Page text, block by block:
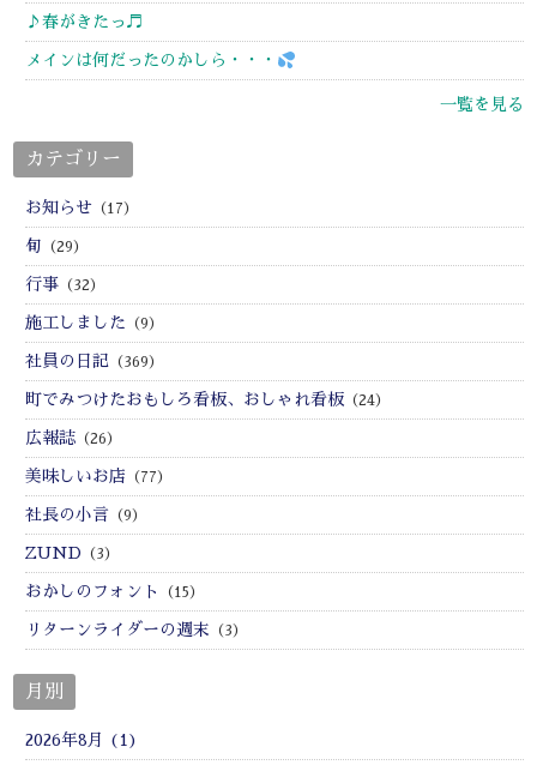
♪春がきたっ♬
メインは何だったのかしら・・・
一覧を見る
カテゴリー
お知らせ （17）
旬 （29）
行事 （32）
施工しました （9）
社員の日記 （369）
町でみつけたおもしろ看板、おしゃれ看板 （24）
広報誌 （26）
美味しいお店 （77）
社長の小言 （9）
ZUND （3）
おかしのフォント （15）
リターンライダーの週末 （3）
月別
2026年8月 (1)